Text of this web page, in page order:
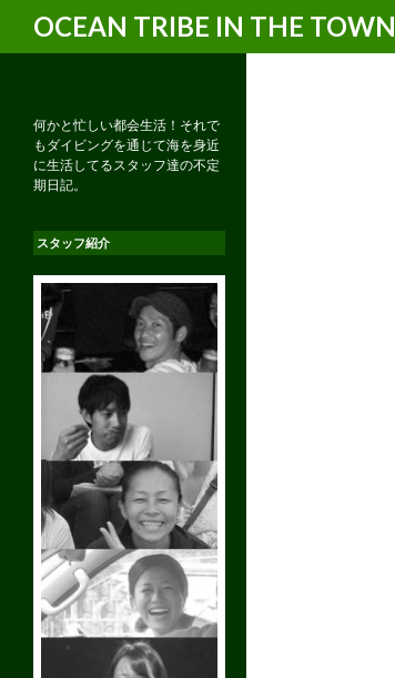
OCEAN TRIBE IN THE TOWN
何かと忙しい都会生活！それで
もダイビングを通じて海を身近
に生活してるスタッフ達の不定
期日記。
スタッフ紹介